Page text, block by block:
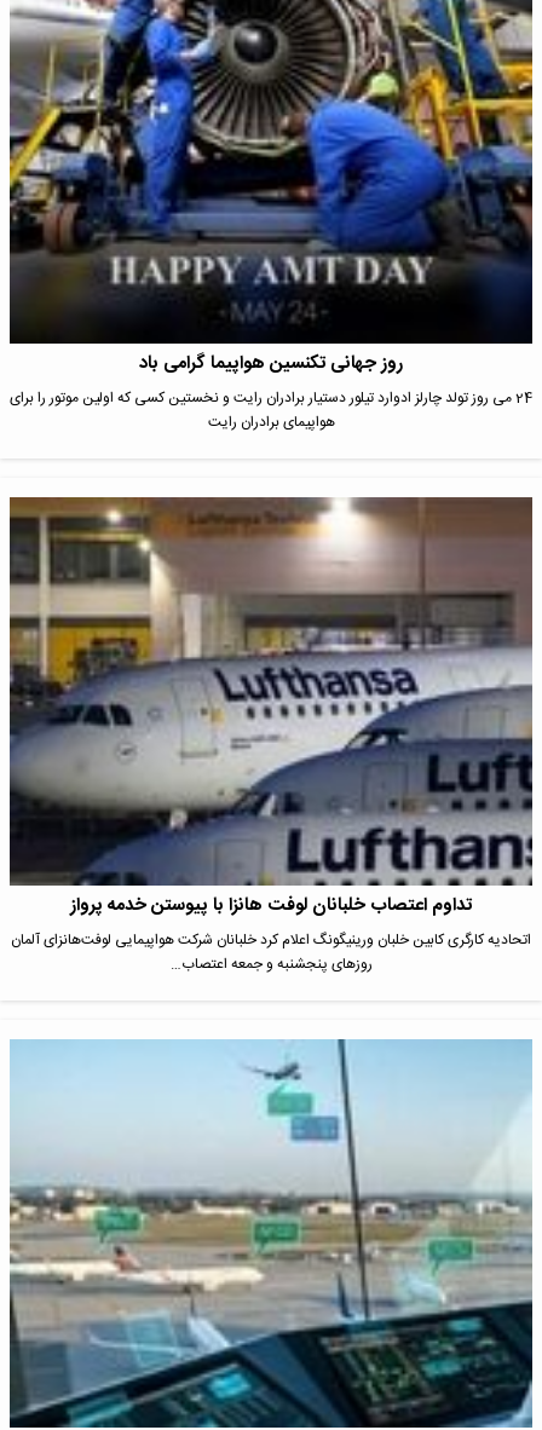
روز جهانی تکنسین هواپیما گرامی باد
24 می روز تولد چارلز ادوارد تیلور دستیار برادران رایت و نخستین کسی که اولین موتور را برای
هواپیمای برادران رایت
تداوم اعتصاب خلبانان لوفت هانزا با پیوستن خدمه پرواز
اتحادیه کارگری کابین خلبان ورینیگونگ اعلام کرد خلبانان شرکت هواپیمایی لوفت‌هانزای آلمان
روزهای پنجشنبه و جمعه اعتصاب…